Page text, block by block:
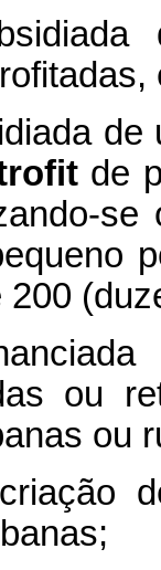
de
de
ou
ou